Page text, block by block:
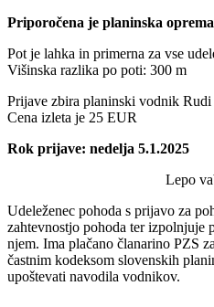
Priporočena je planinska
Pot je lahka in primerna za vse
Višinska razlika po poti: 300 m
Prijave zbira planinski vodnik Rudi
Cena izleta je 25 EUR
Rok prijave: nedelja 5.1.2025
Lepo
Udeleženec pohoda s prijavo za
zahtevnostjo pohoda ter izpolnjuje
njem. Ima plačano članarino PZS
častnim kodeksom slovenskih
upoštevati navodila vodnikov.